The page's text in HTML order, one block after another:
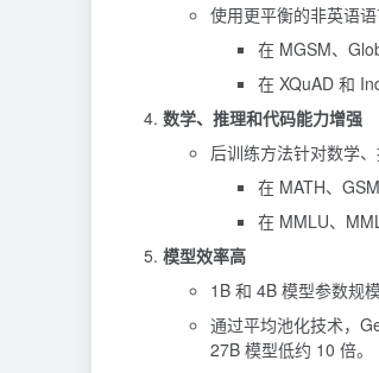
使用更平衡的非英语
在 MGSM、
在 XQuAD 和
数学、推理和代码能力增强
后训练方法针对数学
在 MATH、
在 MMLU、
模型效率高
1B 和 4B 模型参数规
通过平均池化技术，
27B 模型低约 10 倍。